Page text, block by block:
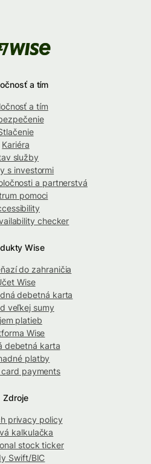
a tím
a tím
Kariéra
služby
s investormi
a partnerstvá
pomoci
checker
Wise
do zahraničia
Wise
debetná karta
veľkej sumy
platieb
Wise
debetná karta
platby
payments
Zdroje
privacy policy
kalkulačka
stock ticker
Swift/BIC